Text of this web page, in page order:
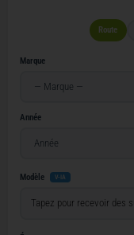
Route
Marque
Année
Modèle V-IA